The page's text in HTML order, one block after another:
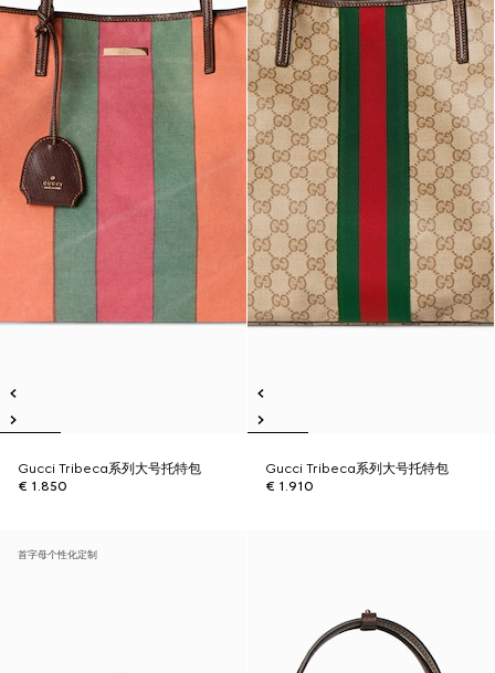
Gucci Tribeca系列大号托特包
€ 1.850
Gucci Tribeca系列大号托特包
€ 1.910
首字母个性化定制